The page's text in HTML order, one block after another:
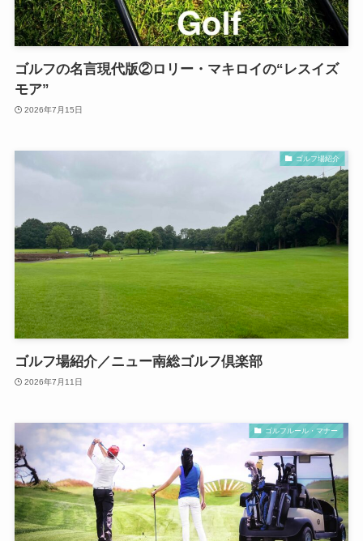
ゴルフの名言現代版②ロリー・マキロイの“レスイズ
モア”
2026年7月15日
ゴルフ場紹介
ゴルフ場紹介／ニュー南総ゴルフ倶楽部
2026年7月11日
ゴルフルール・マナー